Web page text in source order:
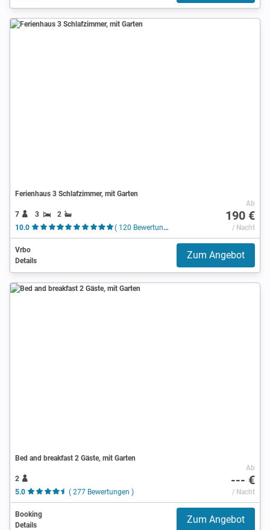
Ferienhaus 3 Schlafzimmer, mit Garten
7 3
2
10.0
( 120 Bewertungen )
Ab
190 €
/ Nacht
Vrbo
Details
Zum Angebot
Bed and breakfast 2 Gäste, mit Garten
2
5.0
( 277 Bewertungen )
Ab
--- €
/ Nacht
Booking
Details
Zum Angebot